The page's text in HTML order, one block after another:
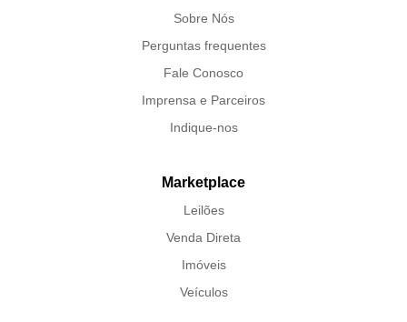
Sobre Nós
Perguntas frequentes
Fale Conosco
Imprensa e Parceiros
Indique-nos
Marketplace
Leilões
Venda Direta
Imóveis
Veículos